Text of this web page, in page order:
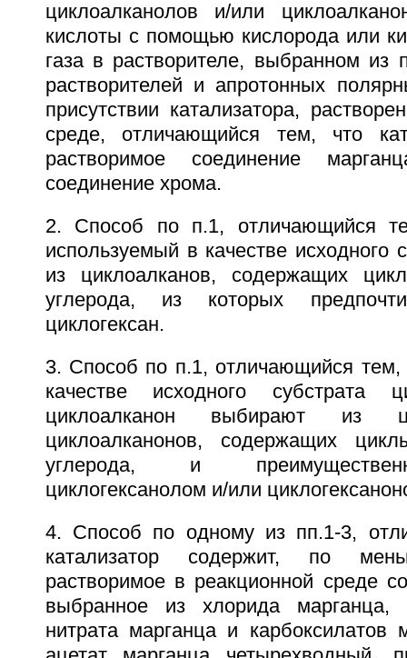
циклоалканолов и/или
кислоты с помощью кислорода или
газа в растворителе, выбранном из
растворителей и апротонных
присутствии катализатора,
среде, отличающийся тем, что
растворимое соединение
соединение хрома.
2. Способ по п.1, отличающийся
используемый в качестве исходного
из циклоалканов, содержащих
углерода, из которых
циклогексан.
3. Способ по п.1, отличающийся тем,
качестве исходного субстрата
циклоалканон выбирают из
циклоалканонов, содержащих
углерода, и
циклогексанолом и/или
4. Способ по одному из пп.1-3,
катализатор содержит, по
растворимое в реакционной среде
выбранное из хлорида марганца,
нитрата марганца и карбоксилатов